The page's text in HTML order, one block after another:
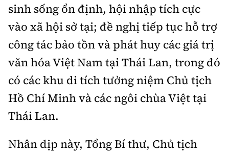
sinh sống ổn định, hội nhập tích cực
vào xã hội sở tại; đề nghị tiếp tục hỗ trợ
công tác bảo tồn và phát huy các giá trị
văn hóa Việt Nam tại Thái Lan, trong đó
có các khu di tích tưởng niệm Chủ tịch
Hồ Chí Minh và các ngôi chùa Việt tại
Thái Lan.
Nhân dịp này, Tổng Bí thư, Chủ tịch